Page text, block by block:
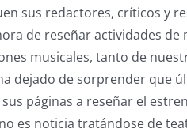
sus redactores, críticos y
de reseñar actividades
musicales, tanto de
dejado de sorprender que
páginas a reseñar el
es noticia tratándose de